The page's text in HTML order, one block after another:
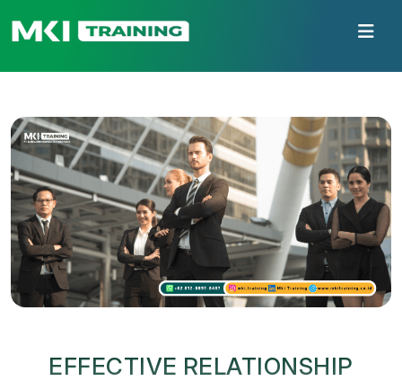
EFFECTIVE RELATIONSHIP